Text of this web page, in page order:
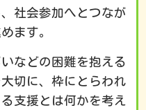
社会参加へとつなが
ます。
などの困難を抱える
切に、枠にとらわれ
支援とは何かを考え